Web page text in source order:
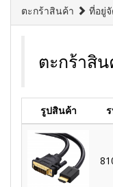
ตะกร้าสินค้า ที่อยู่
ตะกร้าสิ
รูปสินค้า